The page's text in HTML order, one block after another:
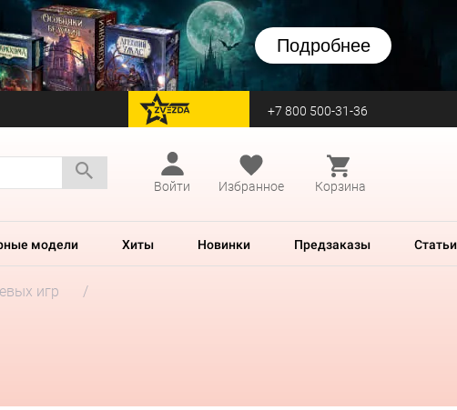
Подробнее
перейти на Zvezda +7 800 500-31-36
Войти
Избранное Корзина
модели Хиты Новинки Предзаказы Статьи
игр